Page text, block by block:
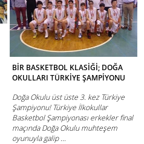
BİR BASKETBOL KLASİĞİ; DOĞA
OKULLARI TÜRKİYE ŞAMPİYONU
Doğa Okulu üst üste 3. kez Türkiye
Şampiyonu! Türkiye İlkokullar
Basketbol Şampiyonası erkekler final
maçında Doğa Okulu muhteşem
oyunuyla galip ...